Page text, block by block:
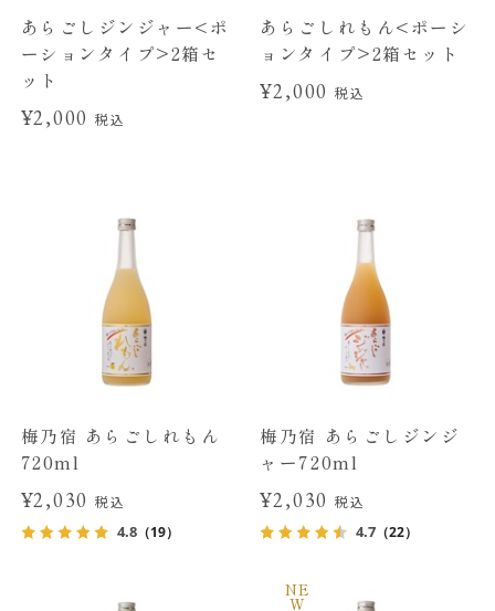
あらごしジンジャー<ポ
ーションタイプ>2箱セ
ット
¥2,000税込
あらごしれもん<ポーシ
ョンタイプ>2箱セット
¥2,000 税込
梅乃宿 あらごしれもん
720ml
¥2,030税込
4.8（19）
梅乃宿 あらごしジンジ
ャー720ml
¥2,030 税込
4.7 （22）
NE
W